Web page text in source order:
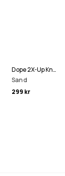
Dope 2X-Up Knitted Ansiktsmask
Sand
299 kr